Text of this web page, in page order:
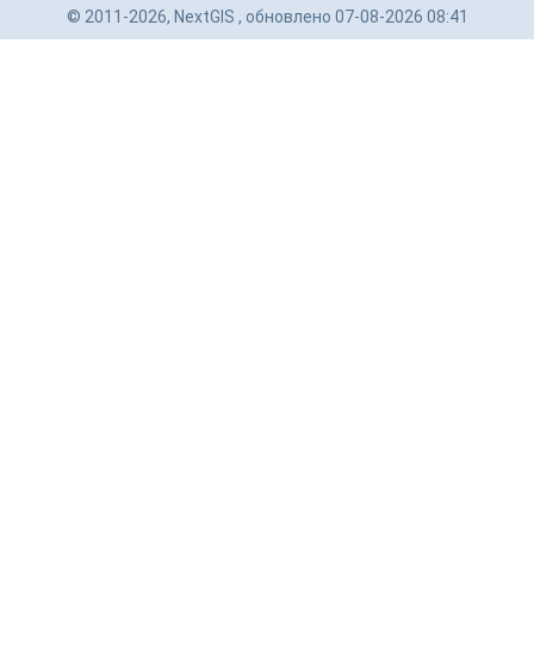
© 2011-2026, NextGIS , обновлено 07-08-2026 08:41